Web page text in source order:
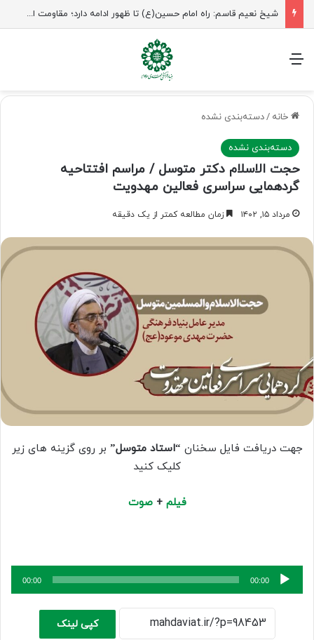
شیخ نعیم قاسم: راه امام حسین(ع) تا ظهور ادامه دارد؛ مقاومت از کربلا الهام می‌گیرد
منو
خانه /دسته‌بندی نشده
دسته‌بندی نشده
حجت الاسلام دکتر متوسل / مراسم افتتاحیه
گردهمایی سراسری فعالین مهدویت
مرداد ۱۵, ۱۴۰۲ زمان مطالعه کمتر از یک دقیقه
جهت دریافت فایل سخنان “استاد متوسل” بر روی گزینه های زیر
کلیک کنید
فیلم +صوت
پخش‌کننده
صوت
00:00
00:00
کپی لینک